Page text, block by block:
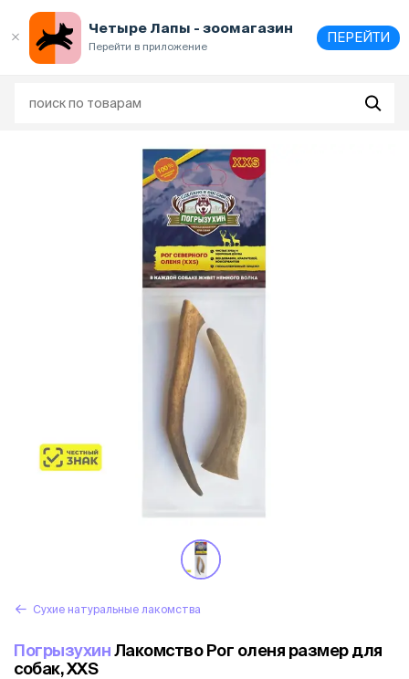
Четыре Лапы - зоомагазин
Перейти в приложение
ПЕРЕЙТИ
Сухие натуральные лакомства
ПогрызухинЛакомство Рог оленя размер для
собак, XXS